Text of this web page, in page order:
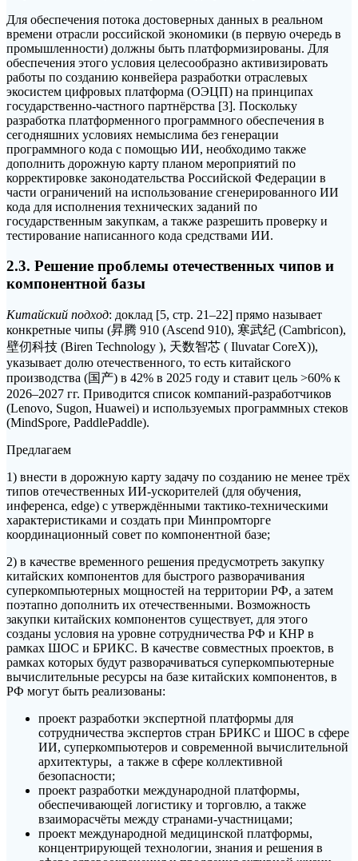
Для обеспечения потока достоверных данных в реальном
времени отрасли российской экономики (в первую очередь в
промышленности) должны быть платформизированы. Для
обеспечения этого условия целесообразно активизировать
работы по созданию конвейера разработки отраслевых
экосистем цифровых платформа (ОЭЦП) на принципах
государственно-частного партнёрства [3]. Поскольку
разработка платформенного программного обеспечения в
сегодняшних условиях немыслима без генерации
программного кода с помощью ИИ, необходимо также
дополнить дорожную карту планом мероприятий по
корректировке законодательства Российской Федерации в
части ограничений на использование сгенерированного ИИ
кода для исполнения технических заданий по
государственным закупкам, а также разрешить проверку и
тестирование написанного кода средствами ИИ.
2.3. Решение проблемы отечественных чипов и
компонентной базы
Китайский подход: доклад [5, стр. 21–22] прямо называет
конкретные чипы (昇腾 910 (Ascend 910), 寒武纪 (Cambricon),
壁仞科技 (Biren Technology ), 天数智芯 ( Iluvatar CoreX)),
указывает долю отечественного, то есть китайского
производства (国产) в 42% в 2025 году и ставит цель >60% к
2026–2027 гг. Приводится список компаний-разработчиков
(Lenovo, Sugon, Huawei) и используемых программных стеков
(MindSpore, PaddlePaddle).
Предлагаем
1) внести в дорожную карту задачу по созданию не менее трёх
типов отечественных ИИ-ускорителей (для обучения,
инференса, edge) с утверждёнными тактико-техническими
характеристиками и создать при Минпромторге
координационный совет по компонентной базе;
2) в качестве временного решения предусмотреть закупку
китайских компонентов для быстрого разворачивания
суперкомпьютерных мощностей на территории РФ, а затем
поэтапно дополнить их отечественными. Возможность
закупки китайских компонентов существует, для этого
созданы условия на уровне сотрудничества РФ и КНР в
рамках ШОС и БРИКС. В качестве совместных проектов, в
рамках которых будут разворачиваться суперкомпьютерные
вычислительные ресурсы на базе китайских компонентов, в
РФ могут быть реализованы:
проект разработки экспертной платформы для
сотрудничества экспертов стран БРИКС и ШОС в сфере
ИИ, суперкомпьютеров и современной вычислительной
архитектуры, а также в сфере коллективной
безопасности;
проект разработки международной платформы,
обеспечивающей логистику и торговлю, а также
взаиморасчёты между странами-участницами;
проект международной медицинской платформы,
концентрирующей технологии, знания и решения в